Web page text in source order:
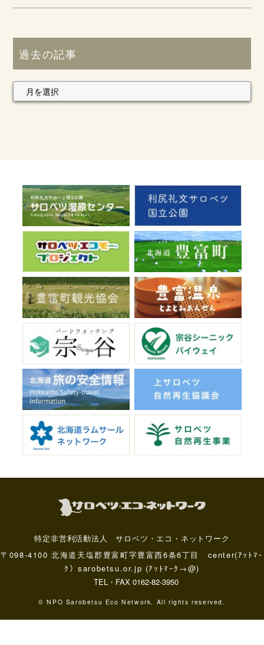
過去の記事
特定非営利活動法人 サロベツ・エコ・ネットワーク
〒098-4100 北海道天塩郡豊富町字豊富西6条6丁目 center(ｱｯﾄﾏｰ
ｸ）sarobetsu.or.jp (ｱｯﾄﾏｰｸ→@)
TEL・FAX 0162-82-3950
© NPO Sarobetsu Eco Network. All rights reserved.